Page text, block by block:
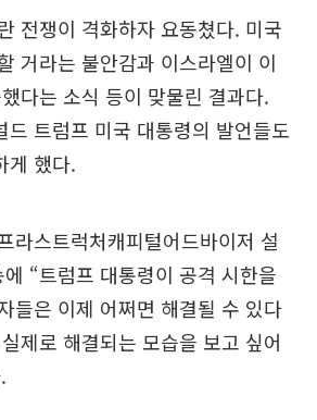
전쟁이 격화하자 요동쳤다. 미국
거라는 불안감과 이스라엘이 이
다는 소식 등이 맞물린 결과다.
드 트럼프 미국 대통령의 발언들도
게 했다.
라스트럭처캐피털어드바이저 설
“트럼프 대통령이 공격 시한을
들은 이제 어쩌면 해결될 수 있다
제로 해결되는 모습을 보고 싶어